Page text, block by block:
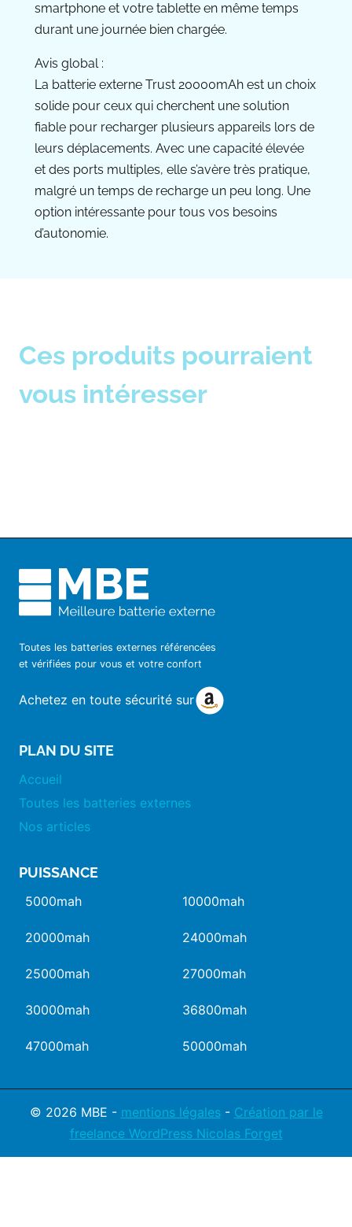
smartphone et votre tablette en même temps
durant une journée bien chargée.
Avis global :
La batterie externe Trust 20000mAh est un choix
solide pour ceux qui cherchent une solution
fiable pour recharger plusieurs appareils lors de
leurs déplacements. Avec une capacité élevée
et des ports multiples, elle s’avère très pratique,
malgré un temps de recharge un peu long. Une
option intéressante pour tous vos besoins
d’autonomie.
Ces produits pourraient
vous intéresser
Toutes les batteries externes référencées
et vérifiées pour vous et votre confort
Achetez en toute sécurité sur
PLAN DU SITE
Accueil
Toutes les batteries externes
Nos articles
PUISSANCE
5000mah 10000mah
20000mah 24000mah
25000mah 27000mah
30000mah 36800mah
47000mah 50000mah
© 2026 MBE - mentions légales- Création par le
freelance WordPress Nicolas Forget